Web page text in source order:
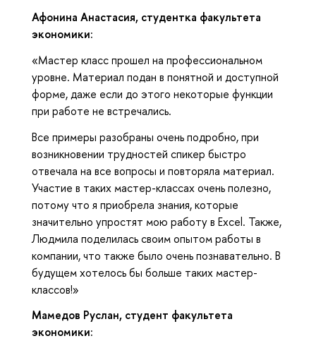
Афонина Анастасия, студентка факультета
экономики:
«Мастер класс прошел на профессиональном
уровне. Материал подан в понятной и доступной
форме, даже если до этого некоторые функции
при работе не встречались.
Все примеры разобраны очень подробно, при
возникновении трудностей спикер быстро
отвечала на все вопросы и повторяла материал.
Участие в таких мастер-классах очень полезно,
потому что я приобрела знания, которые
значительно упростят мою работу в Excel. Также,
Людмила поделилась своим опытом работы в
компании, что также было очень познавательно. В
будущем хотелось бы больше таких мастер-
классов!»
Мамедов Руслан, студент факультета
экономики: